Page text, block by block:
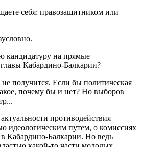
себя: правозащитником или
кандидатуру на прямые
Кабардино-Балкарии?
получится. Если бы политическая
почему бы и нет? Но выборов
противодействия
идеологическим путем, о комиссиях
Кабардино-Балкарии. Но ведь